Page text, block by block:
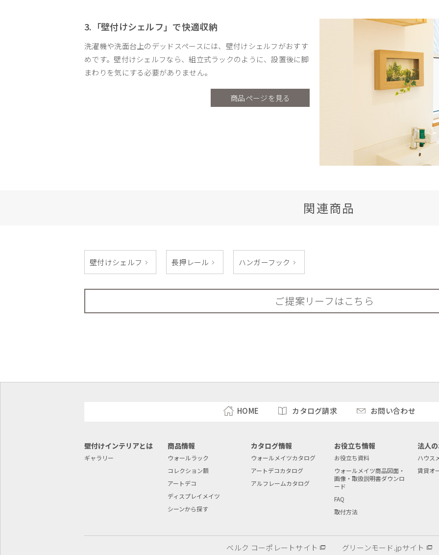
3.「壁付けシェルフ」で快適収納
洗濯機や洗面台上のデッドスペースには、壁付けシェルフがおすす
めです。壁付けシェルフなら、組立式ラックのように、設置後に脚
まわりを気にする必要がありません。
商品ページを見る
関連商品
壁付けシェルフ 長押レール ハンガーフック
ご提案リーフはこちら
HOME カタログ請求 お問い合わせ
壁付けインテリアとは
ギャラリー
商品情報
ウォールラック
コレクション額
アートデコ
ディスプレイメイツ
シーンから探す
カタログ情報
ウォールメイツカタログ
アートデコカタログ
アルフレームカタログ
お役立ち情報
お役立ち資料
ウォールメイツ商品図面・
画像・取扱説明書ダウンロ
ード
FAQ
取付方法
法人
ハウス
賃貸オ
ベルク コーポレートサイト グリーンモード.jpサイト